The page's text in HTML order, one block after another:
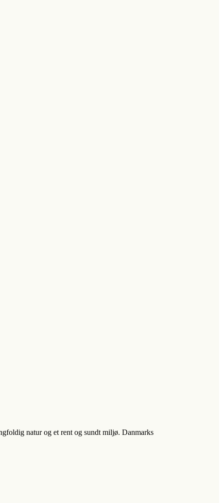
natur og et rent og sundt miljø. Danmarks